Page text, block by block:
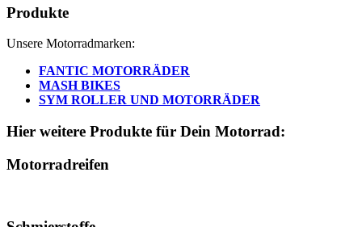
Produkte
Unsere Motorradmarken:
FANTIC MOTORRÄDER
MASH BIKES
SYM ROLLER UND MOTORRÄDER
Hier weitere Produkte für Dein Motorrad:
Motorradreifen